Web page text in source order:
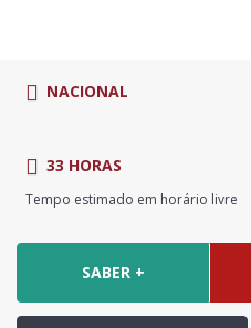
NACIONAL
33 HORAS
Tempo estimado em horário livre
SABER +